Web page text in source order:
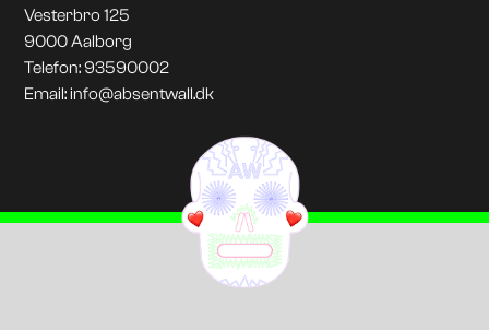
Vesterbro 125
9000 Aalborg
Telefon: 93590002
Email: info@absentwall.dk